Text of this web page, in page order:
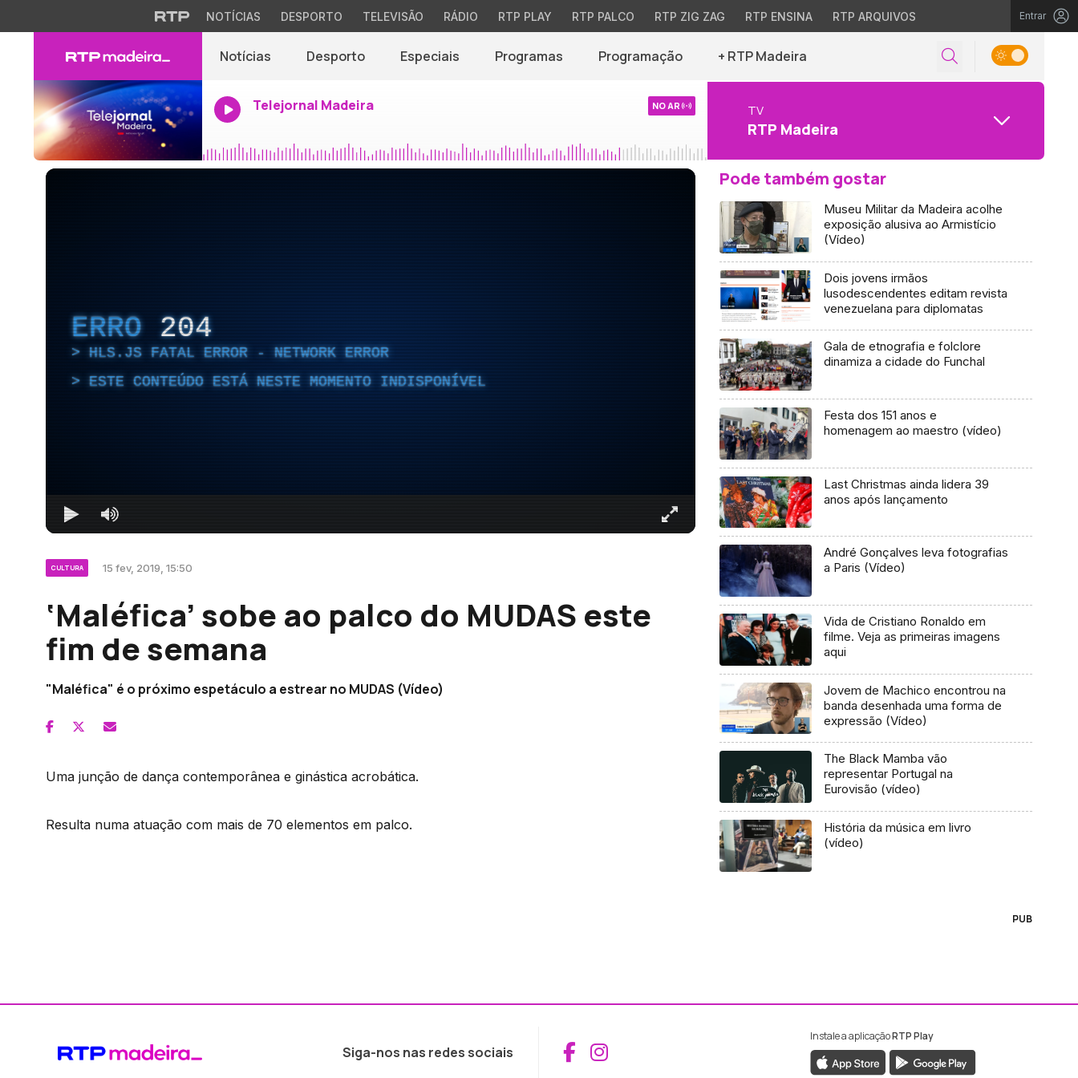
NOTÍCIAS DESPORTO TELEVISÃO RÁDIO RTP PLAY RTP PALCO RTP ZIG ZAG RTP ENSINA RTP ARQUIVOS Entrar
Notícias Desporto Especiais Programas Programação + RTP Madeira
Telejornal Madeira NO AR TV
RTP Madeira
ERRO 204
HLS.JS FATAL ERROR - NETWORK ERROR
ESTE CONTEÚDO ESTÁ NESTE MOMENTO INDISPONÍVEL
CULTURA 15 fev, 2019, 15:50
‘Maléfica’ sobe ao palco do MUDAS este
fim de semana
"Maléfica" é o próximo espetáculo a estrear no MUDAS (Vídeo)
Uma junção de dança contemporânea e ginástica acrobática.
Resulta numa atuação com mais de 70 elementos em palco.
Pode também gostar
Museu Militar da Madeira acolhe
exposição alusiva ao Armistício
(Vídeo)
Dois jovens irmãos
lusodescendentes editam revista
venezuelana para diplomatas
Gala de etnografia e folclore
dinamiza a cidade do Funchal
Festa dos 151 anos e
homenagem ao maestro (vídeo)
Last Christmas ainda lidera 39
anos após lançamento
André Gonçalves leva fotografias
a Paris (Vídeo)
Vida de Cristiano Ronaldo em
filme. Veja as primeiras imagens
aqui
Jovem de Machico encontrou na
banda desenhada uma forma de
expressão (Vídeo)
The Black Mamba vão
representar Portugal na
Eurovisão (vídeo)
História da música em livro
(vídeo)
PUB
Siga-nos nas redes sociais Aceder ao Facebook da RTP Madeira
Aceder ao Instagram da RTP Madeira
Instale a aplicaçãoRTP Play